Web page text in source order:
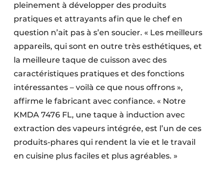
pleinement à développer des produits
pratiques et attrayants afin que le chef en
question n’ait pas à s’en soucier. « Les meilleurs
appareils, qui sont en outre très esthétiques, et
la meilleure taque de cuisson avec des
caractéristiques pratiques et des fonctions
intéressantes – voilà ce que nous offrons »,
affirme le fabricant avec confiance. « Notre
KMDA 7476 FL, une taque à induction avec
extraction des vapeurs intégrée, est l’un de ces
produits-phares qui rendent la vie et le travail
en cuisine plus faciles et plus agréables. »